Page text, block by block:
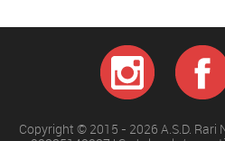
Copyright © 2015 - 2026 A.S.D. Rari